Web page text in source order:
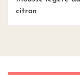
citron